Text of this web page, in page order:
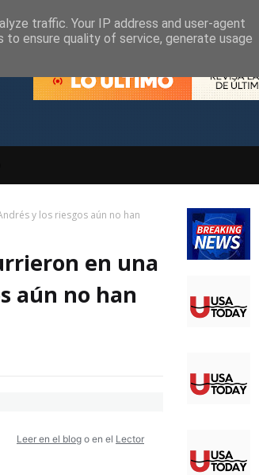
y los riesgos aún no han
en una
aún no han
Leer en el blog o en el Lector
traffic. Your IP address and user-agent
ensure quality of service, generate usage